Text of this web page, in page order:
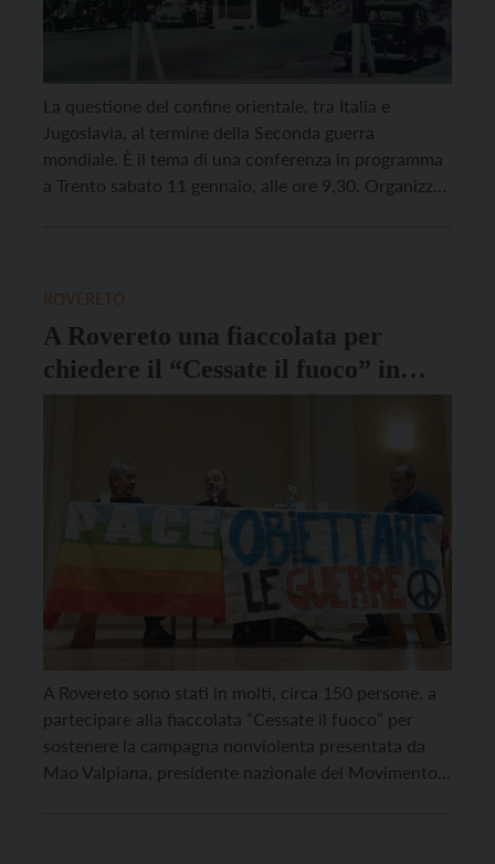
La questione del confine orientale, tra Italia e
Jugoslavia, al termine della Seconda guerra
mondiale. È il tema di una conferenza in programma
a Trento sabato 11 gennaio, alle ore 9,30. Organizza
A Rovereto una fiaccolata per
chiedere il “Cessate il fuoco” in
vista di Arena Pace e Disarmo
A Rovereto sono stati in molti, circa 150 persone, a
partecipare alla fiaccolata “Cessate il fuoco” per
sostenere la campagna nonviolenta presentata da
Mao Valpiana, presidente nazionale del Movimento